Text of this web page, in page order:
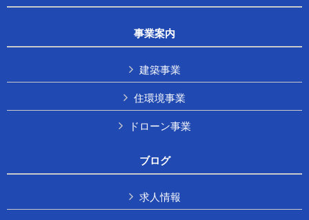
事業案内
建築事業
住環境事業
ドローン事業
ブログ
求人情報